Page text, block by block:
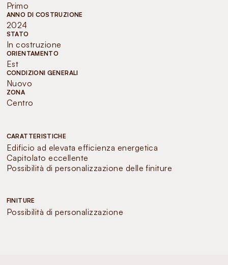
Primo
ANNO DI COSTRUZIONE
2024
STATO
In costruzione
ORIENTAMENTO
Est
CONDIZIONI GENERALI
Nuovo
ZONA
Centro
CARATTERISTICHE
Edificio ad elevata efficienza energetica
Capitolato eccellente
Possibilità di personalizzazione delle finiture
FINITURE
Possibilità di personalizzazione